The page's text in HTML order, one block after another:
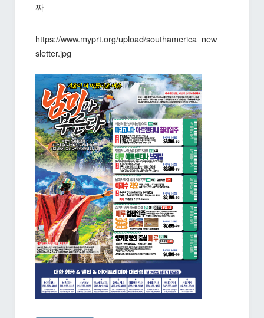
짜
https://www.myprt.org/upload/southamerica_new
sletter.jpg